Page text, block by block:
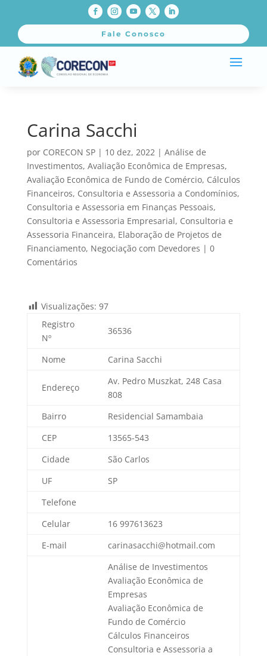
Fale Conosco
Carina Sacchi
por CORECON SP| 10 dez, 2022 | Análise de
Investimentos, Avaliação Econômica de Empresas,
Avaliação Econômica de Fundo de Comércio, Cálculos
Financeiros, Consultoria e Assessoria a Condomínios,
Consultoria e Assessoria em Finanças Pessoais,
Consultoria e Assessoria Empresarial, Consultoria e
Assessoria Financeira, Elaboração de Projetos de
Financiamento, Negociação com Devedores | 0
Comentários
Visualizações: 97
Registro
Nº
36536
Nome Carina Sacchi
Endereço
Av. Pedro Muszkat, 248 Casa
808
Bairro
Residencial Samambaia
CEP
13565-543
Cidade
São Carlos
UF
SP
Telefone
Celular
16 997613623
E-mail
carinasacchi@hotmail.com
Análise de Investimentos
Avaliação Econômica de
Empresas
Avaliação Econômica de
Fundo de Comércio
Cálculos Financeiros
Consultoria e Assessoria a